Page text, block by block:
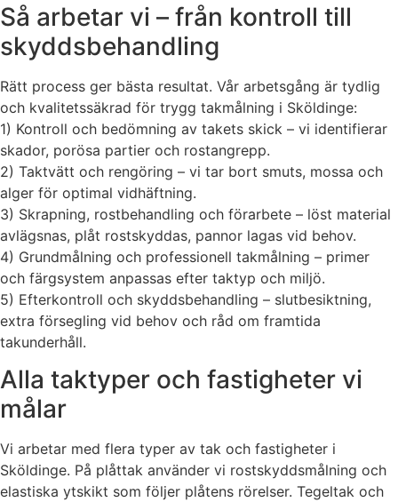
Så arbetar vi – från kontroll till
skyddsbehandling
Rätt process ger bästa resultat. Vår arbetsgång är tydlig
och kvalitetssäkrad för trygg takmålning i Sköldinge:
1) Kontroll och bedömning av takets skick – vi identifierar
skador, porösa partier och rostangrepp.
2) Taktvätt och rengöring – vi tar bort smuts, mossa och
alger för optimal vidhäftning.
3) Skrapning, rostbehandling och förarbete – löst material
avlägsnas, plåt rostskyddas, pannor lagas vid behov.
4) Grundmålning och professionell takmålning – primer
och färgsystem anpassas efter taktyp och miljö.
5) Efterkontroll och skyddsbehandling – slutbesiktning,
extra försegling vid behov och råd om framtida
takunderhåll.
Alla taktyper och fastigheter vi
målar
Vi arbetar med flera typer av tak och fastigheter i
Sköldinge. På plåttak använder vi rostskyddsmålning och
elastiska ytskikt som följer plåtens rörelser. Tegeltak och